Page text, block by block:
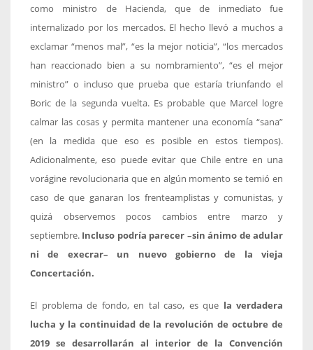
como ministro de Hacienda, que de inmediato fue
internalizado por los mercados. El hecho llevó a muchos a
exclamar “menos mal”, “es la mejor noticia”, “los mercados
han reaccionado bien a su nombramiento”, “es el mejor
ministro” o incluso que prueba que estaría triunfando el
Boric de la segunda vuelta. Es probable que Marcel logre
calmar las cosas y permita mantener una economía “sana”
(en la medida que eso es posible en estos tiempos).
Adicionalmente, eso puede evitar que Chile entre en una
vorágine revolucionaria que en algún momento se temió en
caso de que ganaran los frenteamplistas y comunistas, y
quizá observemos pocos cambios entre marzo y
septiembre. Incluso podría parecer –sin ánimo de adular
ni de execrar– un nuevo gobierno de la vieja
Concertación.
El problema de fondo, en tal caso, es que la verdadera
lucha y la continuidad de la revolución de octubre de
2019 se desarrollarán al interior de la Convención